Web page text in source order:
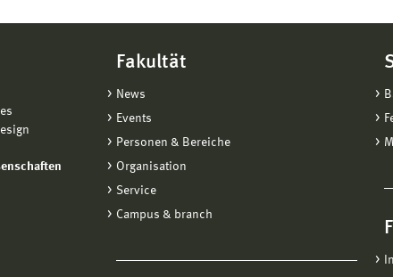
Fakultät
News
Events
Personen & Bereiche
Organisation
Service
Campus & branch